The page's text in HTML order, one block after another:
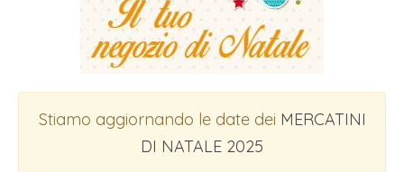
Stiamo aggiornando le date dei MERCATINI
DI NATALE 2025